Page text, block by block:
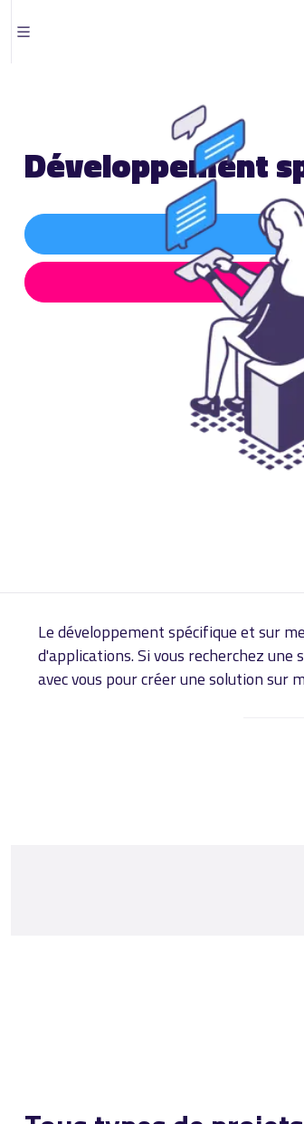
Développement
Le développement spécifique et sur
d'applications. Si vous recherchez
avec vous pour créer une solution sur